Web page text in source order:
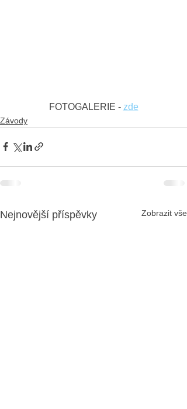
FOTOGALERIE - zde
Závody
Nejnovější příspěvky Zobrazit vše